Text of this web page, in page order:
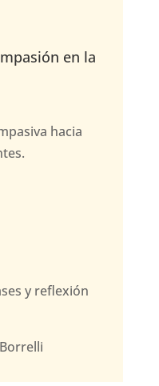
en la
hacia
y reflexión